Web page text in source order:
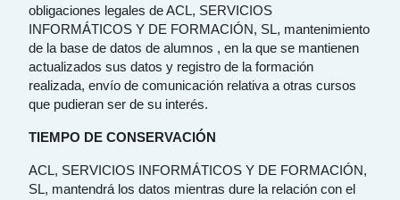
obligaciones legales de ACL, SERVICIOS
INFORMÁTICOS Y DE FORMACIÓN, SL, mantenimiento
de la base de datos de alumnos , en la que se mantienen
actualizados sus datos y registro de la formación
realizada, envío de comunicación relativa a otras cursos
que pudieran ser de su interés.
TIEMPO DE CONSERVACIÓN
ACL, SERVICIOS INFORMÁTICOS Y DE FORMACIÓN,
SL, mantendrá los datos mientras dure la relación con el